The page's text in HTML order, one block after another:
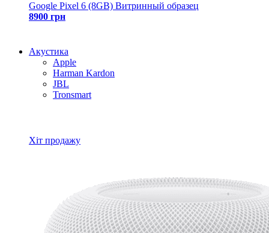
Google Pixel 6 (8GB) Витринный образец
8900 грн
Акустика
Apple
Harman Kardon
JBL
Tronsmart
Хіт продажу